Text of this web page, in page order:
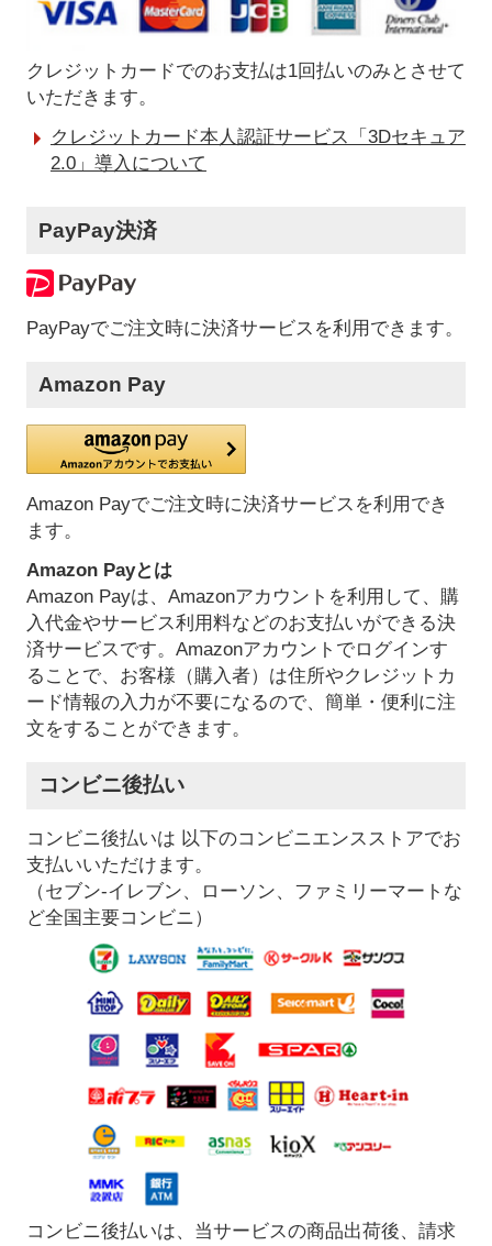
クレジットカードでのお支払は1回払いのみとさせて
いただきます。
クレジットカード本人認証サービス「3Dセキュア
2.0」導入について
PayPay決済
PayPayでご注文時に決済サービスを利用できます。
Amazon Pay
Amazon Payでご注文時に決済サービスを利用でき
ます。
Amazon Payとは
Amazon Payは、Amazonアカウントを利用して、購
入代金やサービス利用料などのお支払いができる決
済サービスです。Amazonアカウントでログインす
ることで、お客様（購入者）は住所やクレジットカ
ード情報の入力が不要になるので、簡単・便利に注
文をすることができます。
コンビニ後払い
コンビニ後払いは 以下のコンビニエンスストアでお
支払いいただけます。
（セブン-イレブン、ローソン、ファミリーマートな
ど全国主要コンビニ）
コンビニ後払いは、当サービスの商品出荷後、請求